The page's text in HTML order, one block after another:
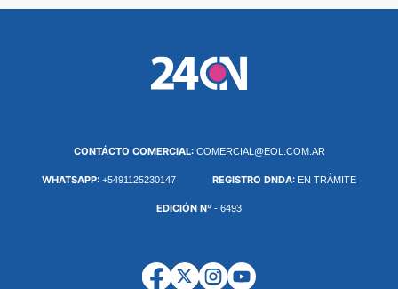
CONTÁCTO COMERCIAL: COMERCIAL@EOL.COM.AR
WHATSAPP: +5491125230147 REGISTRO DNDA: EN TRÁMITE
EDICIÓN Nº - 6493